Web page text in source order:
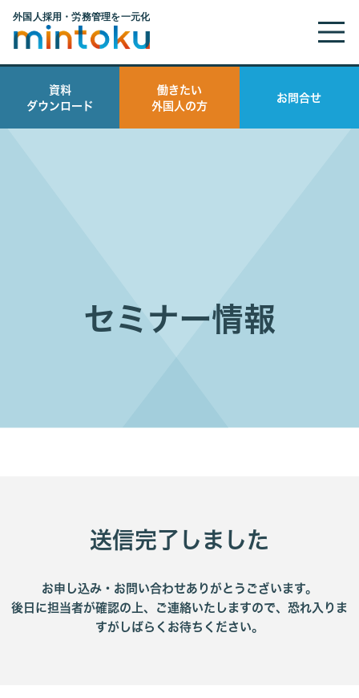
資料
ダウンロード
働きたい
外国人の方
お問合せ
セミナー情報
送信完了しました
お申し込み・お問い合わせありがとうございます。
後日に担当者が確認の上、ご連絡いたしますので、恐れ入りま
すがしばらくお待ちください。